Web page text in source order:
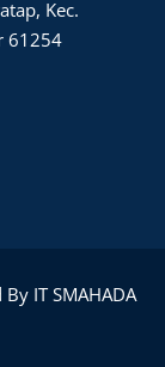
Kec.
61254
IT SMAHADA